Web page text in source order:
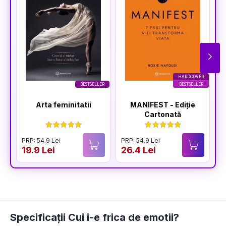
BESTSELLER
Arta feminitatii
PRP: 54.9 Lei
19.9 Lei
HARDCOVER
BESTSELLER
MANIFEST - Ediție
Cartonată
PRP: 54.9 Lei
26.4 Lei
Specificații Cui i-e frica de emotii?